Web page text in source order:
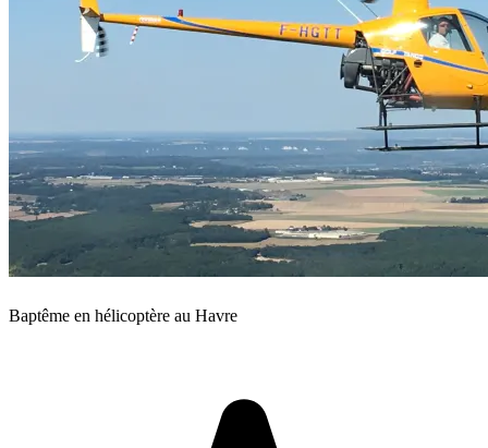
Baptême en hélicoptère au Havre